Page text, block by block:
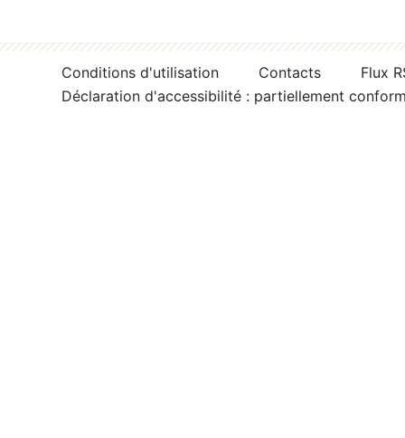
Conditions d'utilisation Contacts
Flux
Déclaration d'accessibilité : partiellement